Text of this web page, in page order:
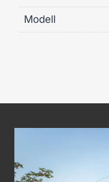
Modell